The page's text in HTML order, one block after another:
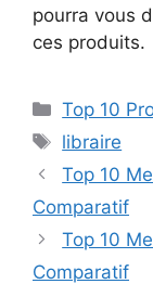
pourra vous
ces produits.
Top 10
libraire
Top 10
Comparatif
Top 10
Comparatif